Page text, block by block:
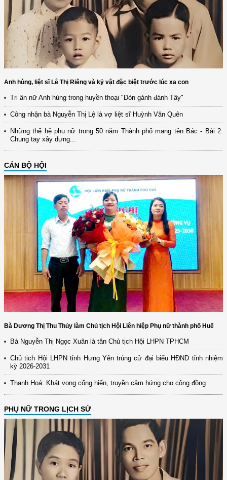
Anh hùng, liệt sĩ Lê Thị Riêng và kỷ vật đặc biệt trước lúc xa con
Tri ân nữ Anh hùng trong huyền thoại "Đòn gánh đánh Tây"
Công nhận bà Nguyễn Thị Lệ là vợ liệt sĩ Huỳnh Văn Quên
Những thế hệ phụ nữ trong 50 năm Thành phố mang tên Bác - Bài 2:
Chung tay xây dựng...
CÁN BỘ HỘI
Bà Dương Thị Thu Thủy làm Chủ tịch Hội Liên hiệp Phụ nữ thành phố Huế
Bà Nguyễn Thị Ngọc Xuân là tân Chủ tịch Hội LHPN TPHCM
Chủ tịch Hội LHPN tỉnh Hưng Yên trúng cử đại biểu HĐND tỉnh nhiệm
kỳ 2026-2031
Thanh Hoá: Khát vọng cống hiến, truyền cảm hứng cho cộng đồng
PHỤ NỮ TRONG LỊCH SỬ